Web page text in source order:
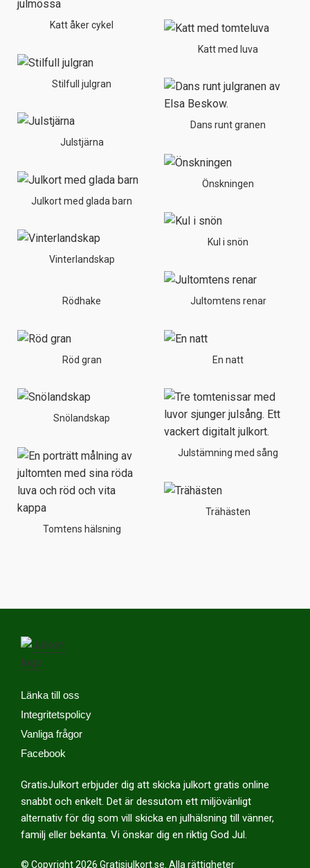
Katt åker cykel
Stilfull julgran
Julstjärna
Julkort med glada barn
Vinterlandskap
Rödhake
Röd gran
Snölandskap
Tomtens hälsning
Katt med luva
Dans runt granen
Önskningen
Kul i snön
Jultomtens renar
En natt
Julstämning med sång
Trähästen
Länka till oss
Integritetspolicy
Vanliga frågor
Facebook
GratisJulkort erbjuder dig att skicka julkort gratis online
snabbt och enkelt. Det är dessutom ett miljövänligt
alternativ för dig som vill skicka en julhälsning till vänner,
familj eller bekanta. Vi önskar dig en riktig God Jul.
© Copyright 2026 Gratisjulkort.se. Alla rättigheter